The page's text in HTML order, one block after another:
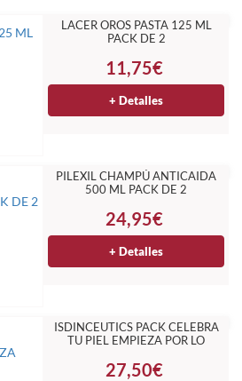
LACER OROS PASTA 125 ML
PACK DE 2
11,75€
+ Detalles
PILEXIL CHAMPÚ ANTICAIDA
500 ML PACK DE 2
24,95€
+ Detalles
ISDINCEUTICS PACK CELEBRA
TU PIEL EMPIEZA POR LO
27,50€